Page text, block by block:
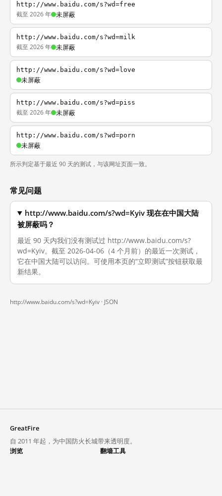
http://www.baidu.com/s?wd=free
截至 2026 年 未屏蔽
http://www.baidu.com/s?wd=milk
截至 2026 年 未屏蔽
http://www.baidu.com/s?wd=love
未屏蔽
http://www.baidu.com/s?wd=piss
截至 2026 年 未屏蔽
http://www.baidu.com/s?wd=porn
未屏蔽
所示判定基于最近 90 天的测试，与该网址页面一致。
常见问题
http://www.baidu.com/s?wd=Kyiv 现在在中国大陆
被屏蔽吗？
最近 90 天内我们没有测试过 http://www.baidu.com/s?
wd=Kyiv。截至 2026-04-06（4 个月前）的最近一次测试，
它在中国大陆可以访问。可使用本页的“立即测试”按钮获取最
新结果。
http://www.baidu.com/s?wd=Kyiv · JSON
GreatFire
自 2011 年起，为中国防火长城带来透明度。
浏览
翻墙工具